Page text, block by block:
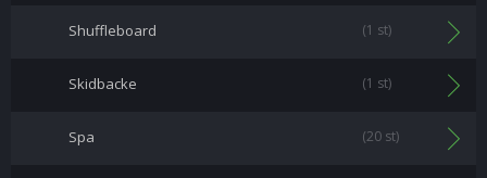
Shuffleboard (1 st)
Skidbacke (1 st)
Spa (20 st)